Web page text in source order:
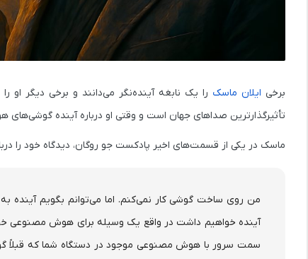
برخی ایلان ماسک را یک نابغه آینده‌نگر می‌دانند و برخی دیگر او
تأثیرگذارترین صداهای جهان است و وقتی او درباره‌ آینده
ماسک در یکی از قسمت‌های اخیر پادکست جو روگان، دیدگاه خود را
من روی ساخت گوشی کار نمی‌کنم. اما می‌توانم بگویم
آینده خواهیم داشت در واقع یک وسیله برای هوش مصنوعی
سمت سرور با هوش مصنوعی موجود در دستگاه شما که قبلاً